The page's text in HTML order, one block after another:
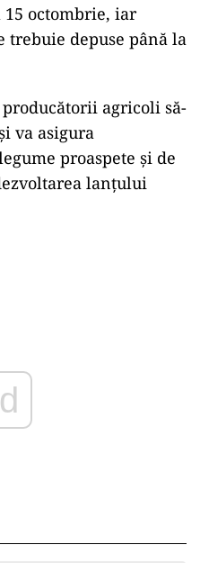
octombrie, iar
trebuie depuse până la
agricoli să-
va asigura
proaspete și de
lanțului